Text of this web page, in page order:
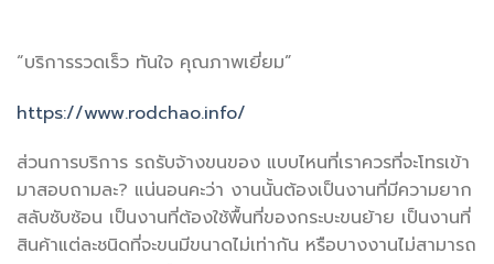
“บริการรวดเร็ว ทันใจ คุณภาพเยี่ยม”
https://www.rodchao.info/
ส่วนการบริการ รถรับจ้างขนของ แบบไหนที่เราควรที่จะโทรเข้า
มาสอบถามละ? แน่นอนคะว่า งานนั้นต้องเป็นงานที่มีความยาก
สลับซับซ้อน เป็นงานที่ต้องใช้พื้นที่ของกระบะขนย้าย เป็นงานที่
สินค้าแต่ละชนิดที่จะขนมีขนาดไม่เท่ากัน หรือบางงานไม่สามารถ